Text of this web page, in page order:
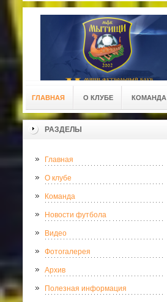
ГЛАВНАЯ О КЛУБЕ КОМАНДА
РАЗДЕЛЫ
Главная
О клубе
Команда
Новости футбола
Видео
Фотогалерея
Архив
Полезная информация